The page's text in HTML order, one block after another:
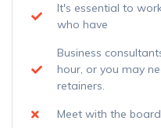
It's essential to
who have
Business
hour, or you may
retainers.
Meet with the